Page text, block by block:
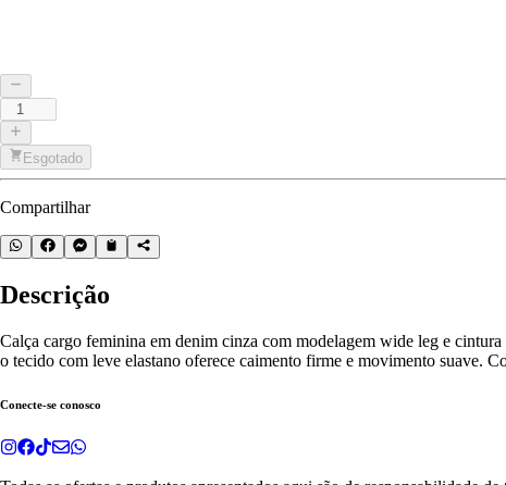
Esgotado
Compartilhar
Descrição
Calça cargo feminina em denim cinza com modelagem wide leg e
o tecido com leve elastano oferece caimento firme e movimento suave.
Conecte-se conosco